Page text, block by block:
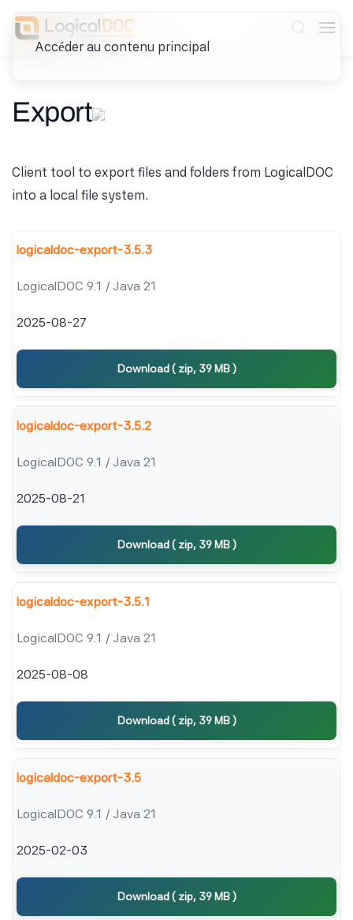
Accéder au contenu principal
Export
Client tool to export files and folders from LogicalDOC
into a local file system.
logicaldoc-export-3.5.3
LogicalDOC 9.1 / Java 21
2025-08-27
Download ( zip, 39 MB )
logicaldoc-export-3.5.2
LogicalDOC 9.1 / Java 21
2025-08-21
Download ( zip, 39 MB )
logicaldoc-export-3.5.1
LogicalDOC 9.1 / Java 21
2025-08-08
Download ( zip, 39 MB )
logicaldoc-export-3.5
LogicalDOC 9.1 / Java 21
2025-02-03
Download ( zip, 39 MB )